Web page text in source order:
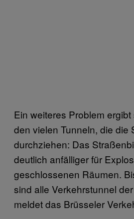
Ein weiteres Problem
den vielen Tunneln, die die
durchziehen: Das
deutlich anfälliger für
geschlossenen Räumen.
sind alle Verkehrstunnel
meldet das Brüsseler